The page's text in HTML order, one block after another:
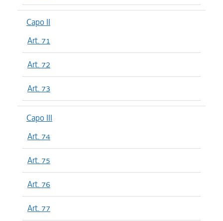
Capo II
Art. 71
Art. 72
Art. 73
Capo III
Art. 74
Art. 75
Art. 76
Art. 77